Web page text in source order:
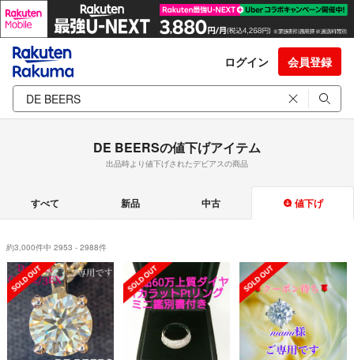
ログイン 会員登録
DE BEERSの値下げアイテム
出品時より値下げされたデビアスの商品
すべて 新品 中古 値下げ
約3,000件中 2953 - 2988件